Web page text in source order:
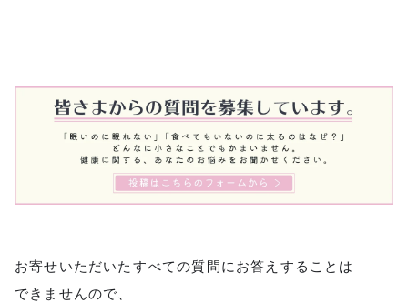
お寄せいただいたすべての質問にお答えすることは
できませんので、